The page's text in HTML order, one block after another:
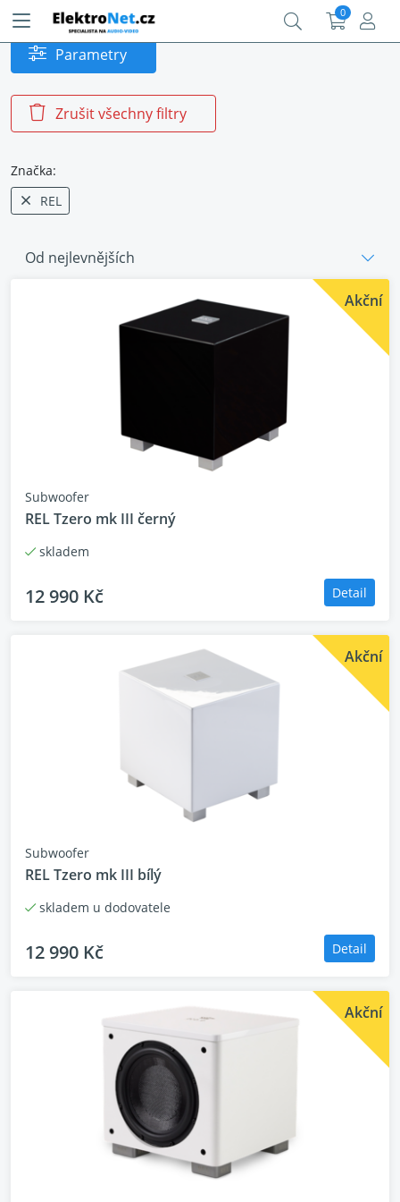
0
Parametry
Zrušit všechny filtry
Značka:
REL
Od nejlevnějších
Akční
Subwoofer
REL Tzero mk III černý
skladem
12 990 Kč Detail
Akční
Subwoofer
REL Tzero mk III bílý
skladem u dodovatele
12 990 Kč Detail
Akční